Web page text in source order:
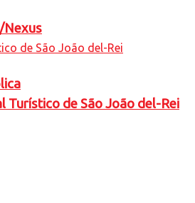
Turístico de São João del-Rei
Nexus